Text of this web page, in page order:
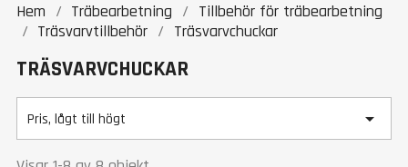
Hem Träbearbetning
Tillbehör för träbearbetning
Träsvarvtillbehör
Träsvarvchuckar
TRÄSVARVCHUCKAR
Pris, lågt till högt 